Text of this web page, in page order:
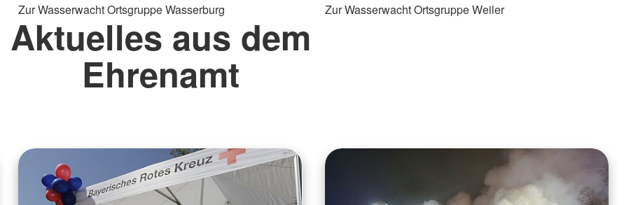
Zur Wasserwacht Ortsgruppe Wasserburg Zur Wasserwacht Ortsgruppe Weiler
Aktuelles aus dem
Ehrenamt